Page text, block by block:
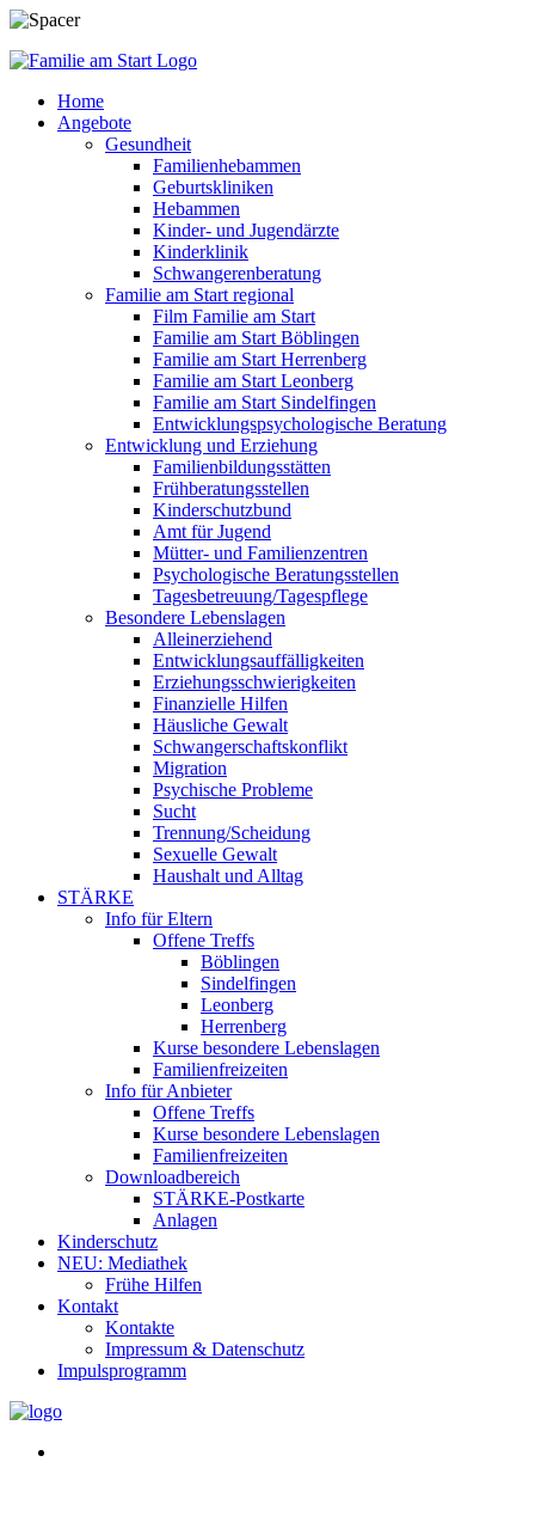
Home
Angebote
Gesundheit
Familienhebammen
Geburtskliniken
Hebammen
Kinder- und Jugendärzte
Kinderklinik
Schwangerenberatung
Familie am Start regional
Film Familie am Start
Familie am Start Böblingen
Familie am Start Herrenberg
Familie am Start Leonberg
Familie am Start Sindelfingen
Entwicklungspsychologische Beratung
Entwicklung und Erziehung
Familienbildungsstätten
Frühberatungsstellen
Kinderschutzbund
Amt für Jugend
Mütter- und Familienzentren
Psychologische Beratungsstellen
Tagesbetreuung/Tagespflege
Besondere Lebenslagen
Alleinerziehend
Entwicklungsauffälligkeiten
Erziehungsschwierigkeiten
Finanzielle Hilfen
Häusliche Gewalt
Schwangerschaftskonflikt
Migration
Psychische Probleme
Sucht
Trennung/Scheidung
Sexuelle Gewalt
Haushalt und Alltag
STÄRKE
Info für Eltern
Offene Treffs
Böblingen
Sindelfingen
Leonberg
Herrenberg
Kurse besondere Lebenslagen
Familienfreizeiten
Info für Anbieter
Offene Treffs
Kurse besondere Lebenslagen
Familienfreizeiten
Downloadbereich
STÄRKE-Postkarte
Anlagen
Kinderschutz
NEU: Mediathek
Frühe Hilfen
Kontakt
Kontakte
Impressum & Datenschutz
Impulsprogramm